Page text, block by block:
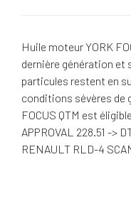
Huile moteur YORK
dernière génération et
particules restent en
conditions sévères de
FOCUS QTM est
APPROVAL 228.51 ->
RENAULT RLD-4